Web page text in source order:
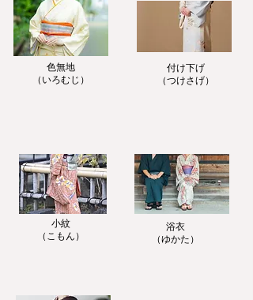
色無地
​（いろむじ）
付け下げ
​（つけさげ）
小紋
​（こもん）
浴衣
​（ゆかた）